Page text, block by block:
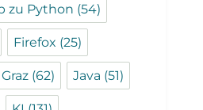
zu Python (54)
Firefox (25)
Graz (62) Java (51)